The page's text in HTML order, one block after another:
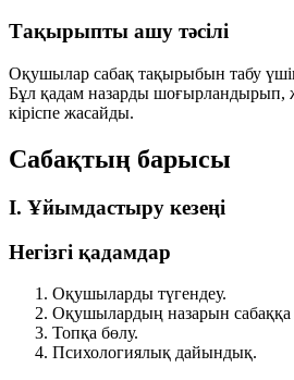
Тақырыпты ашу тәсілі
Оқушылар сабақ тақырыбын табу
Бұл қадам назарды шоғырландырып,
кіріспе жасайды.
Сабақтың барысы
I. Ұйымдастыру кезеңі
Негізгі қадамдар
Оқушыларды түгендеу.
Оқушылардың назарын сабаққа
Топқа бөлу.
Психологиялық дайындық.